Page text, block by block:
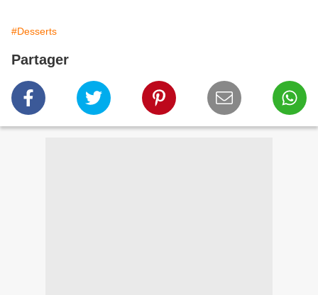
#Desserts
Partager